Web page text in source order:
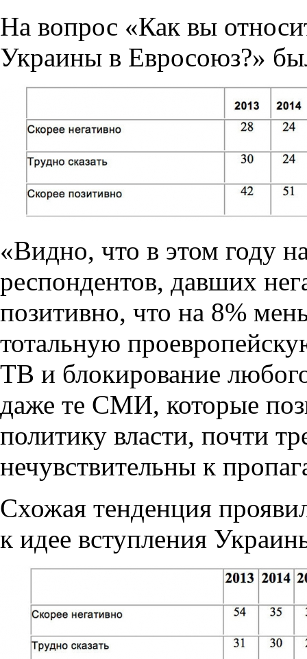
На вопрос «Как вы
Украины в Евросоюз?»
«Видно, что в этом году
респондентов, давших
позитивно, что на 8%
тотальную
ТВ и блокирование
даже те СМИ, которые
политику власти, почти
нечувствительны к
Схожая тенденция
к идее вступления